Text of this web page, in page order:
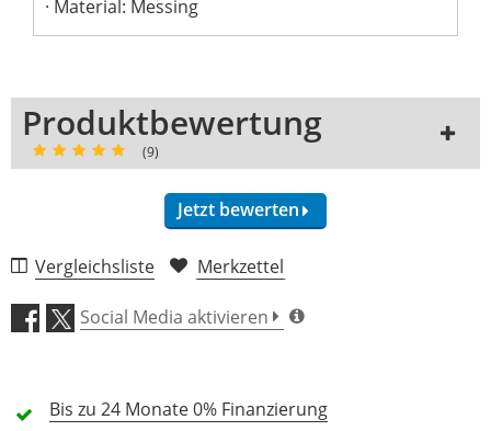
Material: Messing
Produktbewertung
(9)
Jetzt bewerten
Verarbeitung (5,0)
Preis/Leistung (4,8)
Vergleichsliste Merkzettel
Social Media aktivieren
Bis zu 24 Monate0% Finanzierung